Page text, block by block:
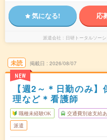
気になる! 応
派遣会社 日研トータルソー
未読
NEW
掲載日 2026/08/07
【週2～＊日勤のみ
理など＊看護師
職種未経験OK 交通費別途支給
派遣